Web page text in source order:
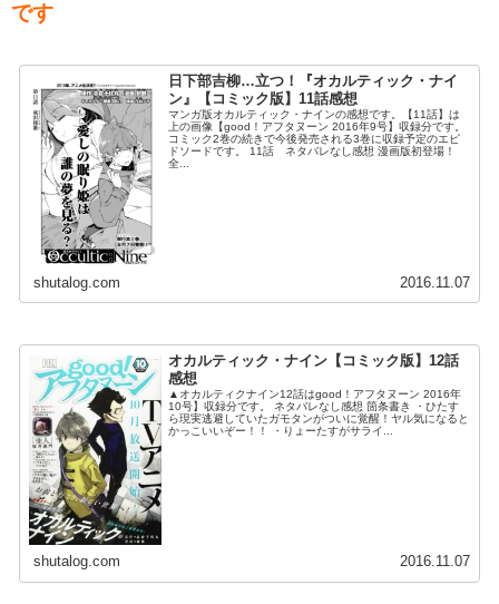
です
日下部吉柳…立つ！『オカルティック・ナイ
ン』【コミック版】11話感想
マンガ版オカルティック・ナインの感想です。【11話】は
上の画像【good！アフタヌーン 2016年9号】収録分です。
コミック2巻の続きで今後発売される3巻に収録予定のエピ
ドソードです。 11話 ネタバレなし感想 漫画版初登場！
全...
shutalog.com 2016.11.07
オカルティック・ナイン【コミック版】12話
感想
▲オカルティクナイン12話はgood！アフタヌーン 2016年
10号】収録分です。 ネタバレなし感想 箇条書き ・ひたす
ら現実逃避していたガモタンがついに覚醒！ヤル気になると
かっこいいぞー！！ ・りょーたすがサライ...
shutalog.com 2016.11.07